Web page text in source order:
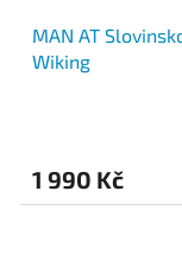
MAN AT
Wiking
1 990 Kč